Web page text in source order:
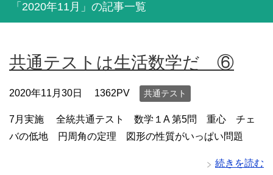
「2020年11月」の記事一覧
共通テストは生活数学だ ⑥
2020年11月30日 1362PV 共通テスト
7月実施 全統共通テスト 数学１A 第5問 重心 チェ
バの低地 円周角の定理 図形の性質がいっぱい問題
続きを読む